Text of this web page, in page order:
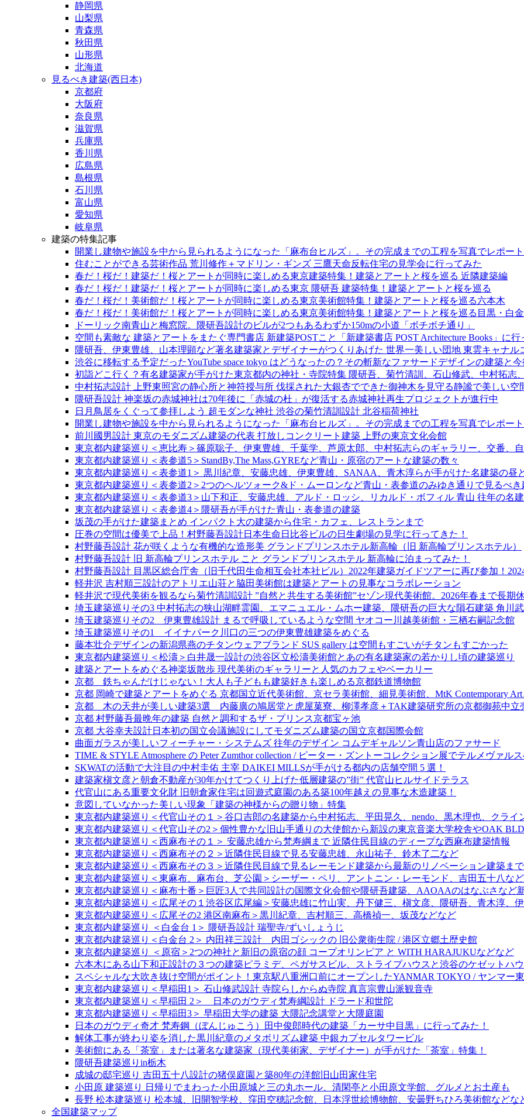
静岡県
山梨県
青森県
秋田県
山形県
北海道
見るべき建築(西日本)
京都府
大阪府
奈良県
滋賀県
兵庫県
香川県
広島県
島根県
石川県
富山県
愛知県
岐阜県
建築の特集記事
開業し建物や施設を中から見られるようになった「麻布台ヒルズ」。その完成までの工程を写真でレポー
住むことができる芸術作品 荒川修作＋マドリン・ギンズ 三鷹天命反転住宅の見学会に行ってみた
春だ！桜だ！建築だ！桜とアートが同時に楽しめる東京建築特集！建築とアートと桜を巡る 近隣建築編
春だ！桜だ！建築だ！桜とアートが同時に楽しめる東京 隈研吾 建築特集！建築とアートと桜を巡る
春だ！桜だ！美術館だ！桜とアートが同時に楽しめる東京美術館特集！建築とアートと桜を巡る六本木
春だ！桜だ！美術館だ！桜とアートが同時に楽しめる東京美術館特集！建築とアートと桜を巡る目黒・白
ドーリック南青山と梅窓院。隈研吾設計のビルが2つもあるわずか150mの小道「ボチボチ通り」
空間も素敵な 建築とアートをまたぐ専門書店 新建築POSTこと「新建築書店 POST Architecture Books」に行
隈研吾、伊東豊雄、山本理顕など著名建築家とデザイナーがつくりあげた 世界一美しい団地 東雲キャナル
渋谷に移転する予定だったYouTube space tokyo はどうなったの？その斬新なファサードデザインの建築と
初詣どこ行く？有名建築家が手がけた東京都内の神社・寺院特集 隈研吾、菊竹清訓、石山修武、中村拓志
中村拓志設計 上野東照宮の静心所と神符授与所 伐採された大銀杏でできた御神木を見守る静謐で美しい空
隈研吾設計 神楽坂の赤城神社は70年後に「赤城の杜」が復活する赤城神社再生プロジェクトが進行中
日月鳥居をくぐって参拝しよう 超モダンな神社 渋谷の菊竹清訓設計 北谷稲荷神社
開業し建物や施設を中から見られるようになった「麻布台ヒルズ」。その完成までの工程を写真でレポー
前川國男設計 東京のモダニズム建築の代表 打放しコンクリート建築 上野の東京文化会館
東京都内建築巡り＜恵比寿＞篠原聡子、伊東豊雄、千葉学、芦原太郎、中村拓志らのギャラリー、交番、
東京都内建築巡り＜表参道5＞StandBy,The Mass,GYREなど青山・原宿のアートな建築の数々
東京都内建築巡り＜表参道1＞ 黒川紀章、安藤忠雄、伊東豊雄、SANAA、青木淳らが手がけた名建築の昼
東京都内建築巡り＜表参道2＞2つのヘルツォーク&ド・ムーロンなど青山・表参道のみゆき通りで見るべき
東京都内建築巡り＜表参道3＞山下和正、安藤忠雄、アルド・ロッシ、リカルド・ボフィル 青山 往年の名
東京都内建築巡り＜表参道4＞隈研吾が手がけた青山・表参道の建築
坂茂の手がけた建築まとめ インパクト大の建築から住宅・カフェ、レストランまで
圧巻の空間は優美で上品！村野藤吾設計日本生命日比谷ビルの日生劇場の見学に行ってきた！
村野藤吾設計 花が咲くような有機的な造形美 グランドプリンスホテル新高輪（旧 新高輪プリンスホテル）
村野藤吾設計 旧 新高輪プリンスホテル こと グランドプリンスホテル 新高輪に泊まってみた！
村野藤吾設計 目黒区総合庁舎（旧千代田生命相互会社本社ビル）2022年建築ガイドツアーに再び参加！
軽井沢 吉村順三設計のアトリエ山荘と脇田美術館は建築とアートの見事なコラボレーション
軽井沢で現代美術を観るなら菊竹清訓設計 ”自然と共生する美術館”セゾン現代美術館。2026年春まで長期休
埼玉建築巡りその3 中村拓志の狭山湖畔霊園、エマニュエル・ムホー建築、隈研吾の巨大な隕石建築 角川
埼玉建築巡りその2 伊東豊雄設計 まるで呼吸しているような空間 ヤオコー川越美術館・三栖右嗣記念館
埼玉建築巡りその1 イイナパーク川口の三つの伊東豊雄建築をめぐる
藤本壮介デザインの新潟県燕のチタンウェアブランド SUS gallery は空間もすごいがチタンもすごかった
東京都内建築巡り＜松濤＞白井晟一設計の渋谷区立松濤美術館とあの有名建築家の若かりし頃の建築巡り
建築とアートをめぐる神楽坂散歩 現代美術のギャラリーと人気のカフェやベーカリー
京都 鉄ちゃんだけじゃない！大人も子どもも建築好きも楽しめる京都鉄道博物館
京都 岡崎で建築とアートをめぐる 京都国立近代美術館、京セラ美術館、細見美術館、MtK Contemporary
京都 木の天井が美しい建築3選 内藤廣の鳩居堂と虎屋菓寮、柳澤孝彦＋TAK建築研究所の京都御苑中立
京都 村野藤吾最晩年の建築 自然と調和するザ・プリンス京都宝ヶ池
京都 大谷幸夫設計日本初の国立会議施設にしてモダニズム建築の国立京都国際会館
曲面ガラスが美しいフィーチャー・システムズ 往年のデザイン コムデギャルソン青山店のファサード
TIME & STYLE Atmosphere の Peter Zumthor collection / ピーター・ズントーコレクション展でテルメヴァル
SKWATの活動で大注目の中村圭佑 主宰 DAIKEI MILLSが手がける都内の店舗空間 5 選！
建築家槇文彦と朝倉不動産が30年かけてつくり上げた低層建築の”街” 代官山ヒルサイドテラス
代官山にある重要文化財 旧朝倉家住宅は回遊式庭園のある築100年越えの見事な木造建築！
意図していなかった美しい現象「建築の神様からの贈り物」特集
東京都内建築巡り＜代官山その１＞谷口吉郎の名建築から中村拓志、平田晃久、nendo、黒木理也、クライ
東京都内建築巡り＜代官山その2＞個性豊かな旧山手通りの大使館から新設の東京音楽大学校舎やOAK
東京都内建築巡り＜西麻布その１＞ 安藤忠雄から梵寿綱まで 近隣住民目線のディープな西麻布建築情報
東京都内建築巡り＜西麻布その２＞近隣住民目線で見る安藤忠雄、永山祐子、鈴木了二など
東京都内建築巡り＜西麻布その３＞近隣住民目線で見るレーモンド建築から最新のリノベーション建築まで
東京都内建築巡り＜東麻布、麻布台、芝公園＞シーザー・ペリ、アントニン・レーモンド、吉田五十八な
東京都内建築巡り＜麻布十番＞巨匠3人で共同設計の国際文化会館や隈研吾建築、AAOAAのはなぶさなど
東京都内建築巡り＜広尾その１渋谷区広尾編＞安藤忠雄に竹山実、丹下健三、槇文彦、隈研吾、青木淳、
東京都内建築巡り＜広尾その2 港区南麻布＞黒川紀章、吉村順三、高橋禎一、坂茂などなど
東京都内建築巡り ＜白金台 1＞ 隈研吾設計 瑞聖寺/ずいしょうじ
東京都内建築巡り＜白金台 2＞ 内田祥三設計 内田ゴシックの 旧公衆衛生院 / 港区立郷土歴史館
東京都内建築巡り ＜原宿＞2つの神社と新旧の原宿の顔 コープオリンピア と WITH HARAJUKUなどなど
六本木にある山下和正設計の３つの建築ピラミデ、ペガサスビル、ストライプハウスと渋谷のケゼットハ
スペシャルな大吹き抜け空間がポイント！東京駅八重洲口前にオープンしたYANMAR TOKYO / ヤンマー
東京都内建築巡り＜早稲田1＞ 石山修武設計 寺院らしからぬ寺院 真言宗豊山派観音寺
東京都内建築巡り＜早稲田 2＞ 日本のガウディ梵寿綱設計 ドラード和世陀
東京都内建築巡り＜早稲田3＞ 早稲田大学の建築 大隈記念講堂と大隈庭園
日本のガウディ奇才 梵寿鋼（ぼんじゅこう）田中俊郎時代の建築「カーサ中目黒」に行ってみた！
解体工事が終わり姿を消した黒川紀章のメタボリズム建築 中銀カプセルタワービル
美術館にある「茶室」または著名な建築家（現代美術家、デザイナー）が手がけた「茶室」特集！
隈研吾建築巡りin栃木
成城の邸宅巡り 吉田五十八設計の猪俣庭園と築80年の洋館旧山田家住宅
小田原 建築巡り 日帰りでまわった小田原城と三の丸ホール、清閑亭と小田原文学館、グルメとお土産も
長野 松本建築巡り 松本城、旧開智学校、窪田空穂記念館、日本浮世絵博物館、安曇野ちひろ美術館などな
全国建築マップ